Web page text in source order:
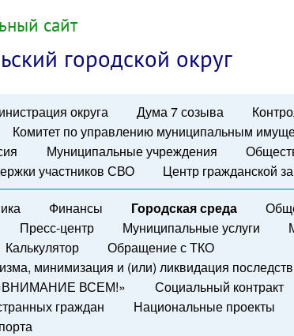
сайт
городской округ
округа Дума 7 созыва
Комитет по управлению муниципальным
Муниципальные учреждения
участников СВО Центр гражданской
Финансы Городская среда
Пресс-центр Муниципальные услуги
Калькулятор
Обращение с ТКО
минимизация и (или) ликвидация
«ВНИМАНИЕ ВСЕМ!»
Социальный контракт
граждан
Национальные проекты